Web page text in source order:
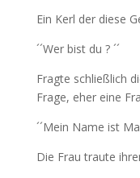
Ein Kerl der diese
´´Wer bist du ? ´´
Fragte schließlich
Frage, eher eine
´´Mein Name ist
Die Frau traute